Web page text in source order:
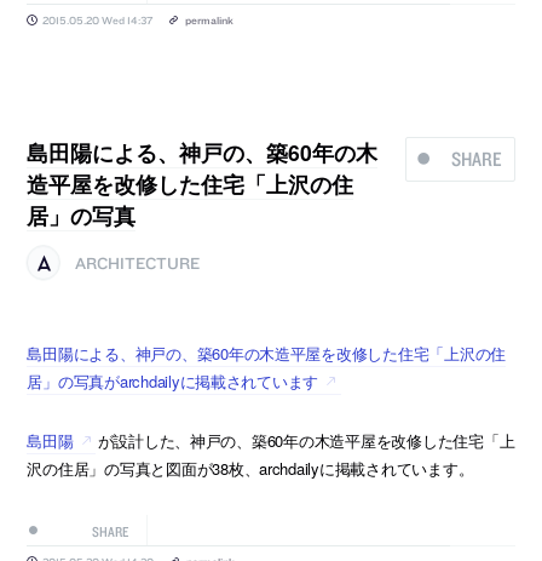
2015.05.20 Wed 14:37 permalink
SHARE
島田陽による、神戸の、築60年の木
造平屋を改修した住宅「上沢の住
居」の写真
ARCHITECTURE
島田陽による、神戸の、築60年の木造平屋を改修した住宅「上沢の住
居」の写真がarchdailyに掲載されています
島田陽
が設計した、神戸の、築60年の木造平屋を改修した住宅「上
沢の住居」の写真と図面が38枚、archdailyに掲載されています。
SHARE